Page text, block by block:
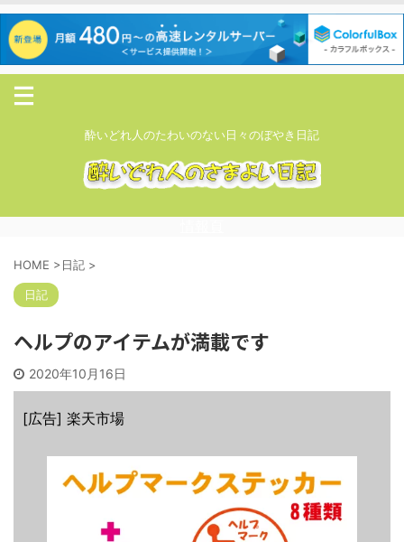
酔いどれ人のたわいのない日々のぼやき日記
HOME >日記 >
日記
ヘルプのアイテムが満載です
2020年10月16日
[広告] 楽天市場